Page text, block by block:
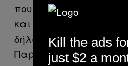
που μπορεί να θέσουν
και τη ζωή του
δήλωσε ο συνήγορος
Παρασκευάς
Kill the ads
just $2 a